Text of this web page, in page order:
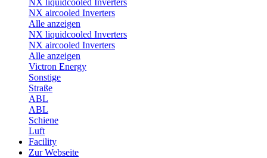
NX liquidcooled Inverters
NX aircooled Inverters
Alle anzeigen
NX liquidcooled Inverters
NX aircooled Inverters
Alle anzeigen
Victron Energy
Sonstige
Straße
ABL
ABL
Schiene
Luft
Facility
Zur Webseite